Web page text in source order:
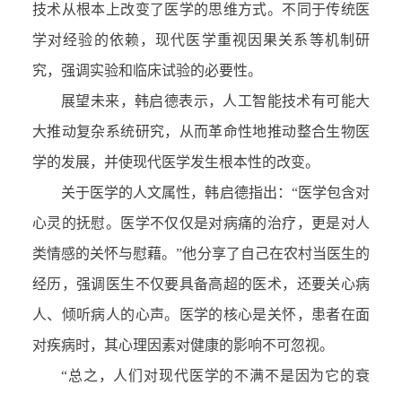
技术从根本上改变了医学的思维方式。不同于传统医
学对经验的依赖，现代医学重视因果关系等机制研
究，强调实验和临床试验的必要性。
展望未来，韩启德表示，人工智能技术有可能大
大推动复杂系统研究，从而革命性地推动整合生物医
学的发展，并使现代医学发生根本性的改变。
关于医学的人文属性，韩启德指出：“医学包含对
心灵的抚慰。医学不仅仅是对病痛的治疗，更是对人
类情感的关怀与慰藉。”他分享了自己在农村当医生的
经历，强调医生不仅要具备高超的医术，还要关心病
人、倾听病人的心声。医学的核心是关怀，患者在面
对疾病时，其心理因素对健康的影响不可忽视。
“总之，人们对现代医学的不满不是因为它的衰